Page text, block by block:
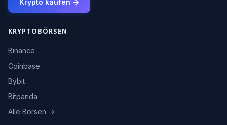
Krypto kaufen →
KRYPTOBÖRSEN
Binance
Coinbase
Bybit
Bitpanda
Alle Börsen →